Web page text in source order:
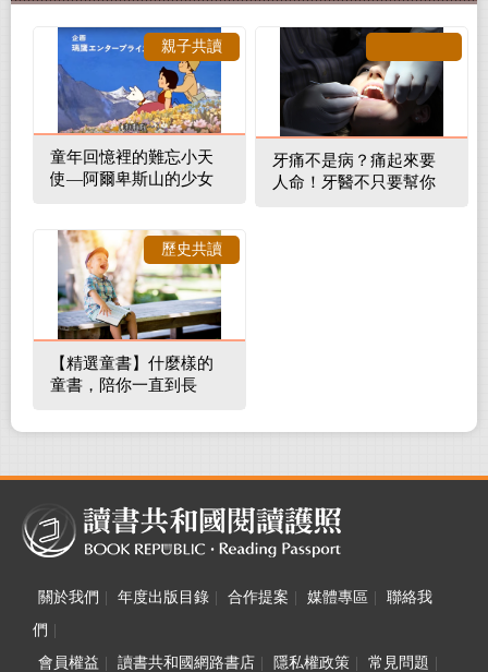
童年回憶裡的難忘小天
使—阿爾卑斯山的少女
親子共讀
牙痛不是病？痛起來要
人命！牙醫不只要幫你
【精選童書】什麼樣的
童書，陪你一直到長
歷史共讀
關於我們 年度出版目錄 合作提案 媒體專區
聯絡我
們
會員權益
讀書共和國網路書店 隱私權政策 常見問題